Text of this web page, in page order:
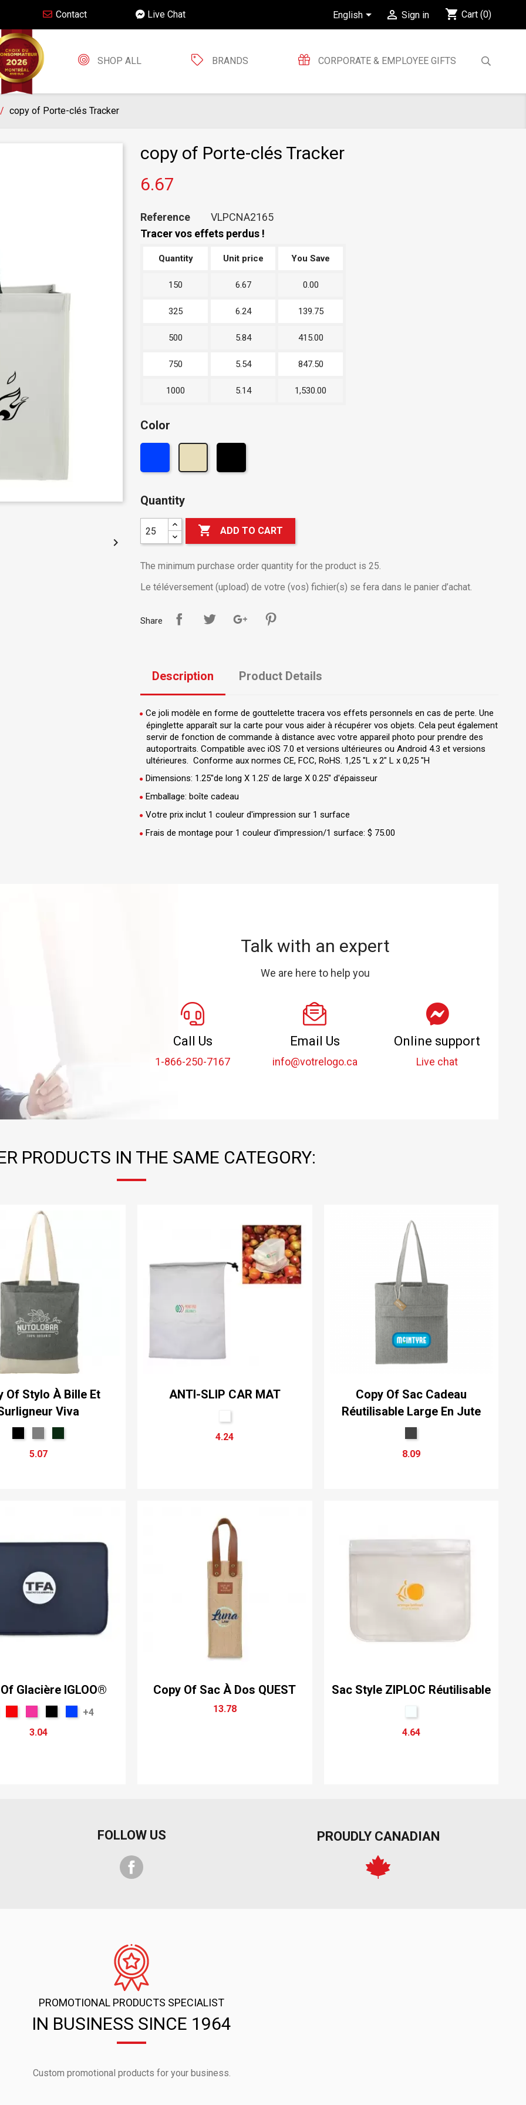
Contact Live Chat English  Sign in shopping_cart Cart (0)
SHOP ALL BRANDS CORPORATE & EMPLOYEE GIFTS
copy of Porte-clés Tracker

copy of Porte-clés Tracker
6.67
Reference
VLPCNA2165
Tracer vos effets perdus !
Quantity Unit price You Save
150 6.67 0.00
325 6.24 139.75
500 5.84 415.00
750 5.54 847.50
1000 5.14 1,530.00
Color
Quantity
 ADD TO CART
The minimum purchase order quantity for the product is 25.
Le téléversement (upload) de votre (vos) fichier(s) se fera dans le panier d’achat.
Share
Description Product Details
Ce joli modèle en forme de gouttelette tracera vos effets personnels en cas de perte. Une
épinglette apparaît sur la carte pour vous aider à récupérer vos objets. Cela peut également
servir de fonction de commande à distance avec votre appareil photo pour prendre des
autoportraits. Compatible avec iOS 7.0 et versions ultérieures ou Android 4.3 et versions
ultérieures. Conforme aux normes CE, FCC, RoHS. 1,25 "L x 2" L x 0,25 "H
Dimensions: 1.25''de long X 1.25' de large X 0.25'' d'épaisseur
Emballage: boîte cadeau
Votre prix inclut 1 couleur d'impression sur 1 surface
Frais de montage pour 1 couleur d'impression/1 surface: $ 75.00
Talk with an expert
We are here to help you
Call Us
1-866-250-7167
Email Us
info@votrelogo.ca
Online support
Live chat
PRODUCTS IN THE SAME CATEGORY:
Of Stylo À Bille Et
Viva
5.07
ANTI-SLIP CAR MAT
4.24
Copy Of Sac Cadeau
Réutilisable Large En Jute
8.09
Glacière IGLOO®
+4
3.04
Copy Of Sac À Dos QUEST
13.78
Sac Style ZIPLOC Réutilisable
4.64
FOLLOW US PROUDLY CANADIAN
PROMOTIONAL PRODUCTS SPECIALIST
IN BUSINESS SINCE 1964
Custom promotional products for your business.